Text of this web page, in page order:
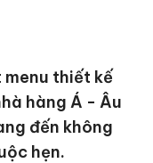
menu thiết kế
hàng Á - Âu
đến không
hẹn.